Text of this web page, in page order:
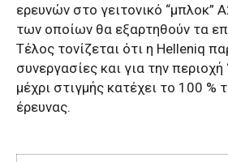
ερευνών στο γειτονικό “μπλοκ”
των οποίων θα εξαρτηθούν τα
Τέλος τονίζεται ότι η Helleniq
συνεργασίες και για την περιοχή
μέχρι στιγμής κατέχει το 100
έρευνας.